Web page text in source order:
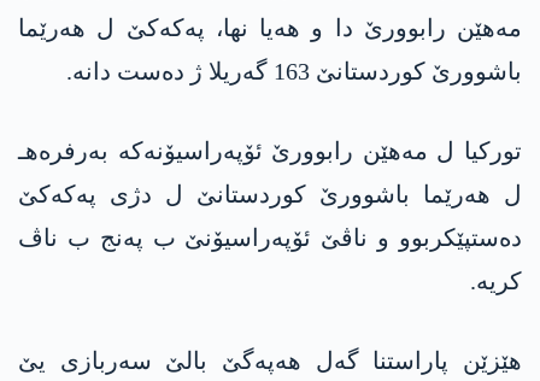
مه‌هێن رابوورێ دا و هه‌یا نها، په‌كه‌كێ ل هه‌رێما
باشوورێ كوردستانێ 163 گه‌ریلا ژ ده‌ست دانه‌.
توركیا ل مه‌هێن رابوورێ ئۆپه‌راسیۆنه‌كه‌ به‌رفره‌هـ
ل هه‌رێما باشوورێ كوردستانێ ل دژی په‌كه‌كێ
ده‌ستپێكربوو و ناڤێ ئۆپه‌راسیۆنێ ب په‌نج ب ناڤ
كریه‌.
هێزێن پاراستنا گه‌ل هه‌په‌گێ بالێ سه‌ربازی یێ